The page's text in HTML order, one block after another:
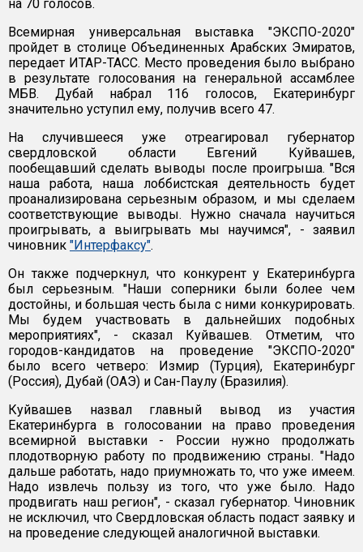
на 70 голосов.
Всемирная универсальная выставка "ЭКСПО-2020"
пройдет в столице Объединенных Арабских Эмиратов,
передает ИТАР-ТАСС. Место проведения было выбрано
в результате голосования на генеральной ассамблее
МБВ. Дубай набрал 116 голосов, Екатеринбург
значительно уступил ему, получив всего 47.
На случившееся уже отреагировал губернатор
свердловской области Евгений Куйвашев,
пообещавший сделать выводы после проигрыша. "Вся
наша работа, наша лоббистская деятельность будет
проанализирована серьезным образом, и мы сделаем
соответствующие выводы. Нужно сначала научиться
проигрывать, а выигрывать мы научимся", - заявил
чиновник "Интерфаксу".
Он также подчеркнул, что конкурент у Екатеринбурга
был серьезным. "Наши соперники были более чем
достойны, и большая честь была с ними конкурировать.
Мы будем участвовать в дальнейших подобных
мероприятиях", - сказал Куйвашев. Отметим, что
городов-кандидатов на проведение "ЭКСПО-2020"
было всего четверо: Измир (Турция), Екатеринбург
(Россия), Дубай (ОАЭ) и Сан-Паулу (Бразилия).
Куйвашев назвал главный вывод из участия
Екатеринбурга в голосовании на право проведения
всемирной выставки - России нужно продолжать
плодотворную работу по продвижению страны. "Надо
дальше работать, надо приумножать то, что уже имеем.
Надо извлечь пользу из того, что уже было. Надо
продвигать наш регион", - сказал губернатор. Чиновник
не исключил, что Свердловская область подаст заявку и
на проведение следующей аналогичной выставки.